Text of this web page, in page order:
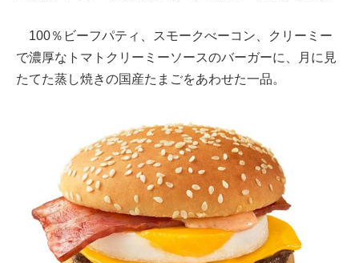
100％ビーフパティ、スモークべーコン、クリーミー
で濃厚なトマトクリーミーソースのバーガーに、月に見
たてた蒸し焼きの国産たまごをあわせた一品。